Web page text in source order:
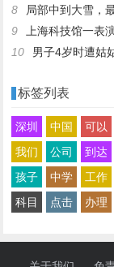
8
局部中到大雪，最低
9
上海科技馆一表
10
男子4岁时遭姑姑拐卖
标签列表
深圳 中国 可以
我们
公司 到达
孩子
中学 工作
科目
点击 办理